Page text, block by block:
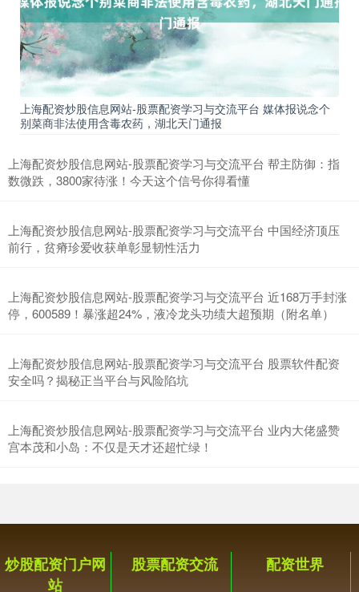
上海配资炒股信息网站-股票配资学习与交流平台 媒体报说念个
别菜商非法使用含毒农药，湖北天门通报
上海配资炒股信息网站-股票配资学习与交流平台 帮主防御：指
数微跌，3800家待涨！今天这个信号你得看懂
上海配资炒股信息网站-股票配资学习与交流平台 中国经济顶压
前行，贫瘠珍爱收获单彰显韧性活力
上海配资炒股信息网站-股票配资学习与交流平台 近168万手封涨
停，600589！暴涨超24%，液冷龙头功绩大超预期（附名单）
上海配资炒股信息网站-股票配资学习与交流平台 股票软件配资
安全吗？揭秘正当平台与风险陷坑
上海配资炒股信息网站-股票配资学习与交流平台 业内大佬盛赞
宫本茂和小岛：不仅是天才还超忙绿！
炒股配资门户网
站
股票配资交流 配资世界